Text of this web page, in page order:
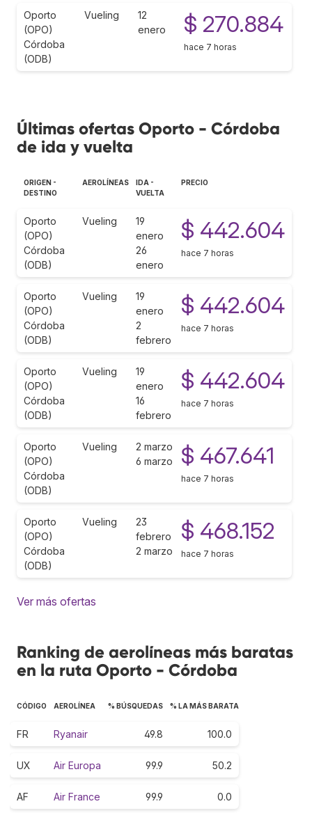
Oporto
(OPO)
Córdoba
(ODB)
Vueling
12
enero
$ 270.884
hace 7 horas
Últimas ofertas Oporto - Córdoba
de ida y vuelta
ORIGEN -
DESTINO
AEROLÍNEAS
IDA -
VUELTA
PRECIO
Oporto
(OPO)
Córdoba
(ODB)
Vueling
19
enero
26
enero
$ 442.604
hace 7 horas
Oporto
(OPO)
Córdoba
(ODB)
Vueling
19
enero
2
febrero
$ 442.604
hace 7 horas
Oporto
(OPO)
Córdoba
(ODB)
Vueling
19
enero
16
febrero
$ 442.604
hace 7 horas
Oporto
(OPO)
Córdoba
(ODB)
Vueling
2 marzo
6 marzo
$ 467.641
hace 7 horas
Oporto
(OPO)
Córdoba
(ODB)
Vueling
23
febrero
2 marzo
$ 468.152
hace 7 horas
Ver más ofertas
Ranking de aerolíneas más baratas
en la ruta Oporto - Córdoba
CÓDIGO AEROLÍNEA % BÚSQUEDAS % LA MÁS BARATA
FR Ryanair 49.8 100.0
UX Air Europa 99.9 50.2
AF Air France 99.9 0.0